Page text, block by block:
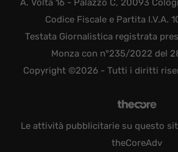
A. Volta 16 - Palazzo C, 20093
Codice Fiscale e Partita I.V.A.
Testata Giornalistica registrata
Monza con n°235/2022 del
Copyright ©2026 - Tutti i diritti
Le attività pubblicitarie su questo
theCoreAdv